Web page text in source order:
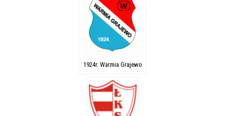
1924r. Warmia Grajewo